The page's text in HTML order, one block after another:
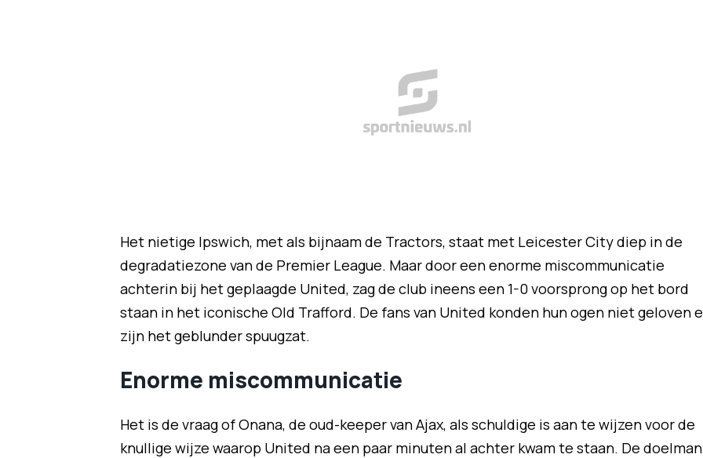
Het nietige Ipswich, met als bijnaam de Tractors, staat met Leicester City diep in de
degradatiezone van de Premier League. Maar door een enorme miscommunicatie
achterin bij het geplaagde United, zag de club ineens een 1-0 voorsprong op het bord
staan in het iconische Old Trafford. De fans van United konden hun ogen niet geloven
zijn het geblunder spuugzat.
Enorme miscommunicatie
Het is de vraag of Onana, de oud-keeper van Ajax, als schuldige is aan te wijzen voor de
knullige wijze waarop United na een paar minuten al achter kwam te staan. De doelman